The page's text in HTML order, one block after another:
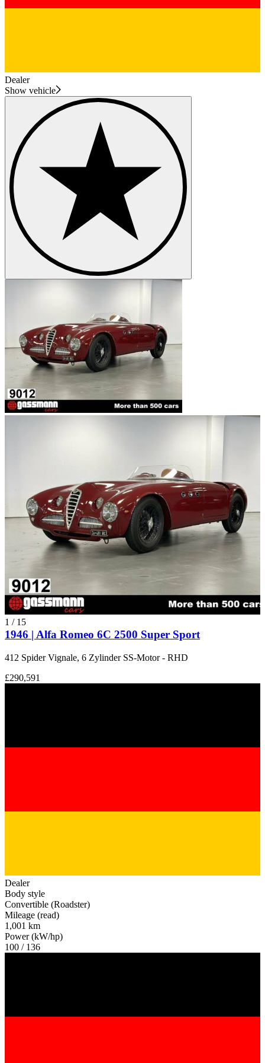
Dealer
Show vehicle
1 / 15
1946 | Alfa Romeo 6C 2500 Super Sport
412 Spider Vignale, 6 Zylinder SS-Motor - RHD
£290,591
Dealer
Body style
Convertible (Roadster)
Mileage (read)
1,001 km
Power (kW/hp)
100 / 136